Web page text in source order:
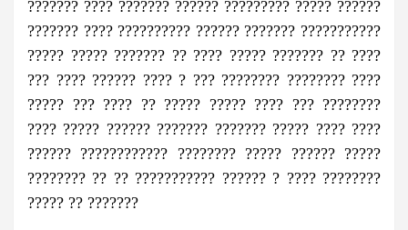
??????? ???? ??????? ?????? ????????? ????? ??????
??????? ???? ?????????? ?????? ??????? ???????????
????? ????? ??????? ?? ???? ????? ??????? ?? ????
??? ???? ?????? ???? ? ??? ???????? ???????? ????
????? ??? ???? ?? ????? ????? ???? ??? ????????
???? ????? ?????? ??????? ??????? ????? ???? ????
?????? ???????????? ???????? ????? ?????? ?????
???????? ?? ?? ??????????? ?????? ? ???? ????????
????? ?? ???????